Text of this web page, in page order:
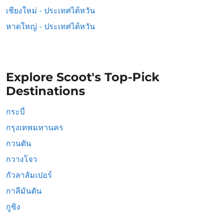
เชียงใหม่ - ประเทศไต้หวัน
หาดใหญ่ - ประเทศไต้หวัน
Explore Scoot's Top-Pick
Destinations
กระบี่
กรุงเทพมหานคร
กวนตัน
กวางโจว
กัวลาลัมเปอร์
กาลีมันตัน
กูชิง